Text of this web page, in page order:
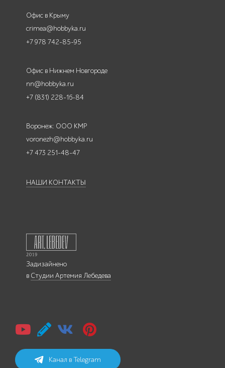
Офис в Крыму
crimea@hobbyka.ru
+7 978 742-85-95
Офис в Нижнем Новгороде
nn@hobbyka.ru
+7 (831) 228-16-84
Воронеж: ООО КМР
voronezh@hobbyka.ru
+7 473 251-48-47
НАШИ КОНТАКТЫ
Задизайнено
в Студии Артемия Лебедева
Канал в Telegram